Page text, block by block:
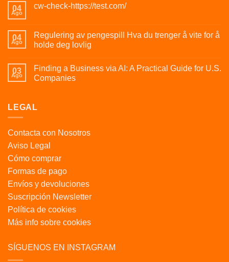
04
Ago
cw-check-https://test.com/
04
Ago
Regulering av pengespill Hva du trenger å vite for å
holde deg lovlig
03
Ago
Finding a Business via AI: A Practical Guide for U.S.
Companies
LEGAL
Contacta con Nosotros
Aviso Legal
Cómo comprar
Formas de pago
Envíos y devoluciones
Suscripción Newsletter
Política de cookies
Más info sobre cookies
SÍGUENOS EN INSTAGRAM